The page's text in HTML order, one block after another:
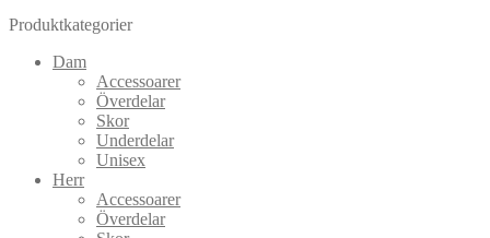
Produktkategorier
Dam
Accessoarer
Överdelar
Skor
Underdelar
Unisex
Herr
Accessoarer
Överdelar